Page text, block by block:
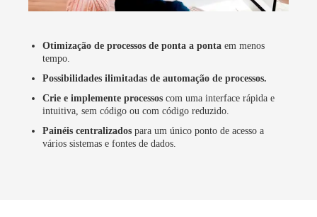
Otimização de processos de ponta a ponta em menos
tempo.
Possibilidades ilimitadas de automação de processos.
Crie e implemente processos com uma interface rápida e
intuitiva, sem código ou com código reduzido.
Painéis centralizados para um único ponto de acesso a
vários sistemas e fontes de dados.